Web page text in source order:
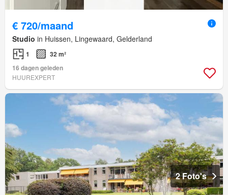
€ 720/maand
Studio in Huissen, Lingewaard, Gelderland
1
32 m²
16 dagen geleden
HUUREXPERT
2 Foto's